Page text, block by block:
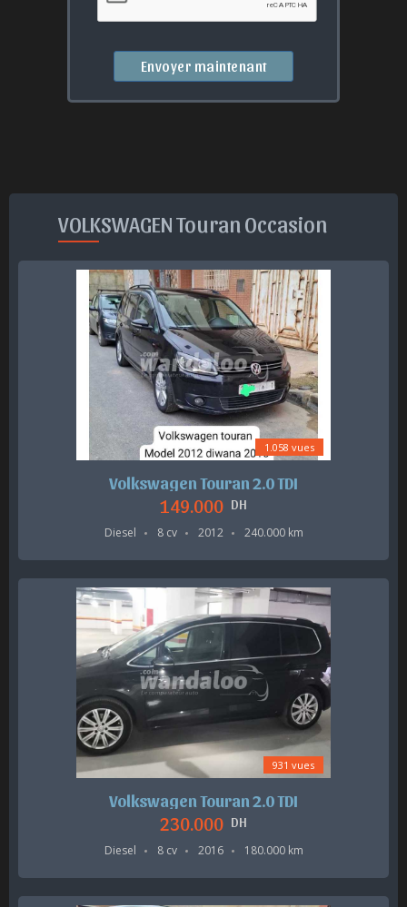
Envoyer maintenant
VOLKSWAGEN Touran Occasion
1.058 vues
Volkswagen Touran 2.0 TDI
149.000 DH
Diesel 8 cv 2012 240.000 km
931 vues
Volkswagen Touran 2.0 TDI
230.000 DH
Diesel 8 cv 2016 180.000 km